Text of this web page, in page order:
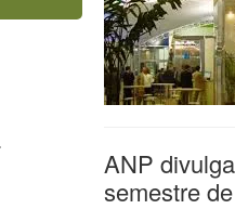
ANP
semestre